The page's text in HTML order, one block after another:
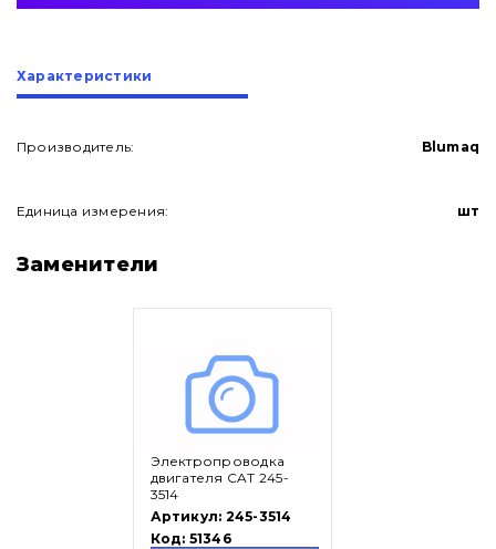
О нас
Фильтры и смазочные материалы
Характеристики
Производитель: Blumaq
Единица измерения: шт
Заменители
Электропроводка
двигателя CAT 245-
3514
Артикул: 245-3514
Код: 51346